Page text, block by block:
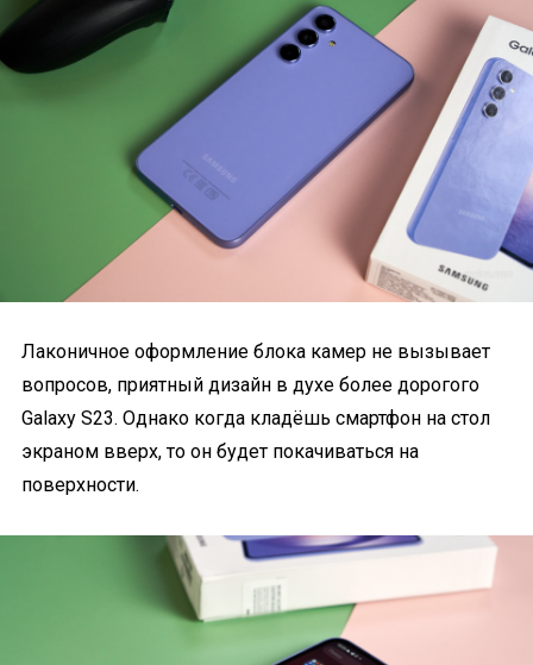
Лаконичное оформление блока камер не вызывает
вопросов, приятный дизайн в духе более дорогого
Galaxy S23. Однако когда кладёшь смартфон на стол
экраном вверх, то он будет покачиваться на
поверхности.